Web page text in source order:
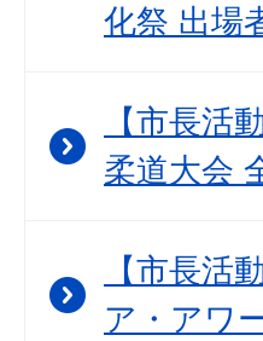
化祭 出場
【市長活
柔道大会
【市長活
ア・アワ